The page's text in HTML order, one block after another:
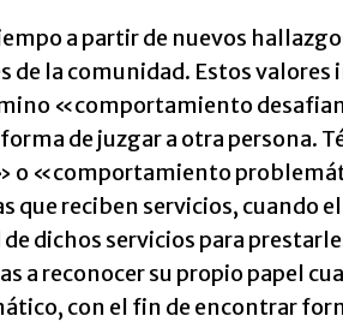
a partir de nuevos
de la comunidad. Estos valores
«comportamiento
de juzgar a otra persona.
o «comportamiento
que reciben servicios, cuando el
dichos servicios para
a reconocer su propio papel
con el fin de encontrar